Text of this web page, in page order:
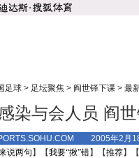
足球 > 足坛聚焦 > 阎世铎下课 > 最
染与会人员 阎
2005年2月
说两句 】【我要“揪”错】【推荐】